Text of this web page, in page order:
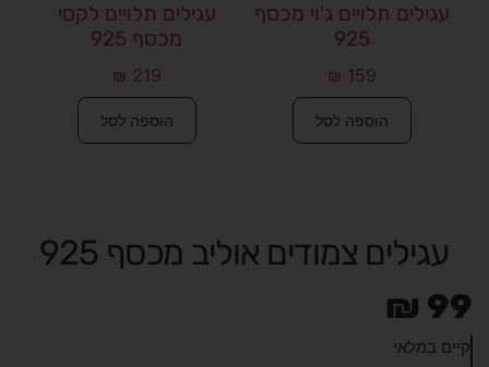
עגילים תלויים ג'וי מכסף
925
₪ 159
הוספה לסל
עגילים תלויים לקסי
מכסף 925
₪ 219
הוספה לסל
עגילים צמודים אוליב מכסף 925
₪ 99
קיים במלאי